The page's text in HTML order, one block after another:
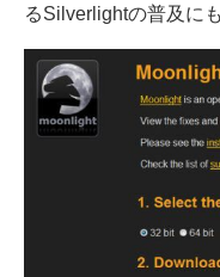
るSilverlightの普及に